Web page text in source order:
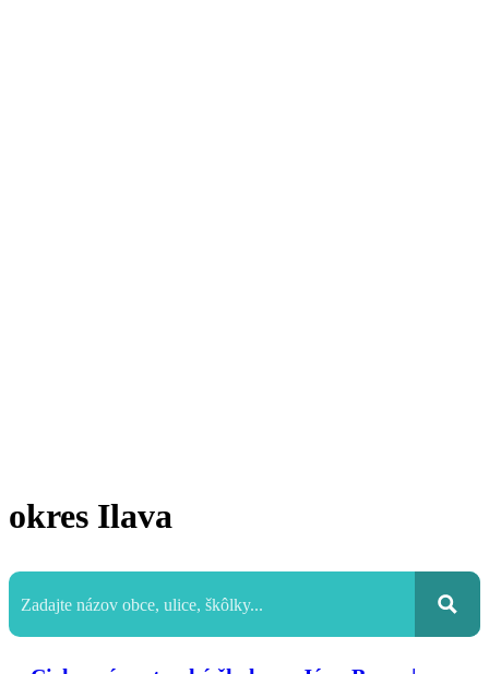
okres Ilava